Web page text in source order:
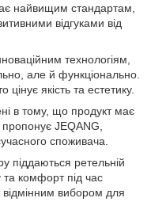
найвищим стандартам,
відгуками від
технологіям,
але й функціонально.
цінує якість та естетику.
в тому, що продукт має
JEQANG,
споживача.
піддаються ретельній
та комфорт під час
вибором для